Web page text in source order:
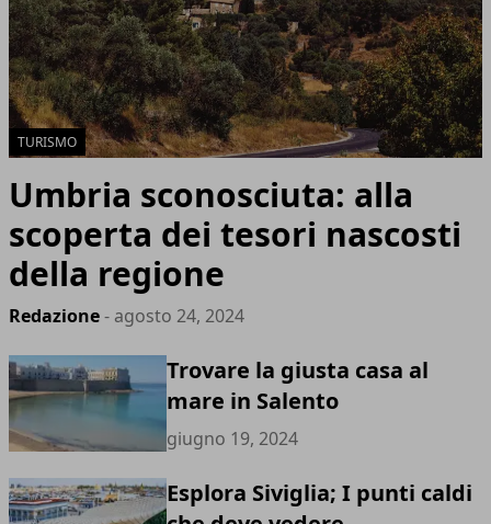
TURISMO
Umbria sconosciuta: alla
scoperta dei tesori nascosti
della regione
Redazione- agosto 24, 2024
Trovare la giusta casa al
mare in Salento
giugno 19, 2024
Esplora Siviglia; I punti caldi